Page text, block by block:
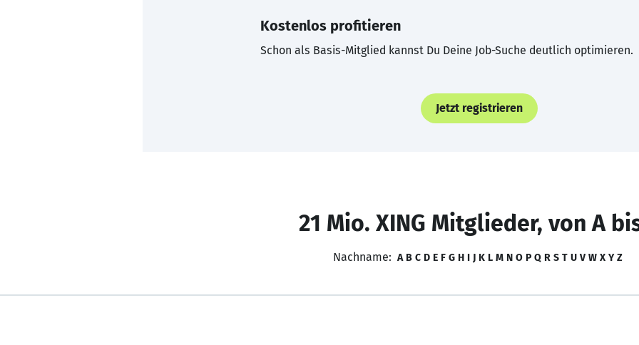
Kostenlos profitieren
Schon als Basis-Mitglied kannst Du Deine Job-Suche deutlich optimieren.
Jetzt registrieren
21 Mio. XING Mitglieder, von A
Nachname: A B C D E F G H I J K L M N O P Q R S T U V W X Y Z